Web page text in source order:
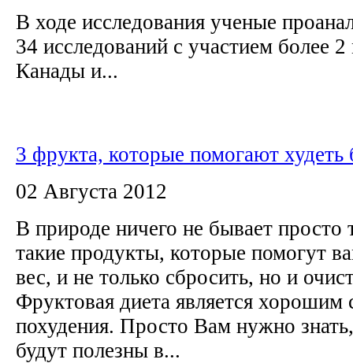
В ходе исследования ученые
34 исследований с участием более
Канады и...
3 фрукта, которые помогают худеть
02 Августа 2012
В природе ничего не бывает
такие продукты, которые помогут
вес, и не только сбросить, но и
Фруктовая диета является хорошим
похудения. Просто Вам нужно
будут полезны в...